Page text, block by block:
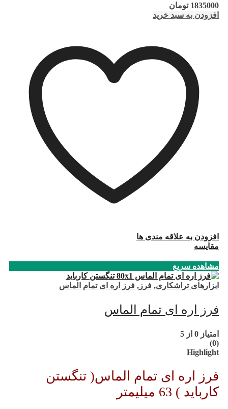
1835000 تومان
افزودن به سبد خرید
افزودن به علاقه مندی ها
مقایسه
مشاهده سریع
ابزارهای تراشکاری, فرز , فرز اره ای تمام الماس
فرز اره ای تمام الماس
امتیاز 0 از 5
(0)
Highlight
فرز اره ای تمام الماس( تنگستن
کارباید ) 63 میلیمتر